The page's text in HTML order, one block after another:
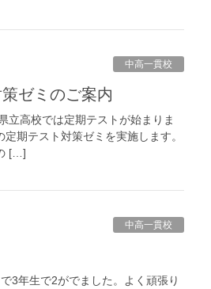
中高一貫校
策ゼミのご案内
立高校では定期テストが始まりま
期テスト対策ゼミを実施します。
[…]
中高一貫校
3年生で2がでました。よく頑張り